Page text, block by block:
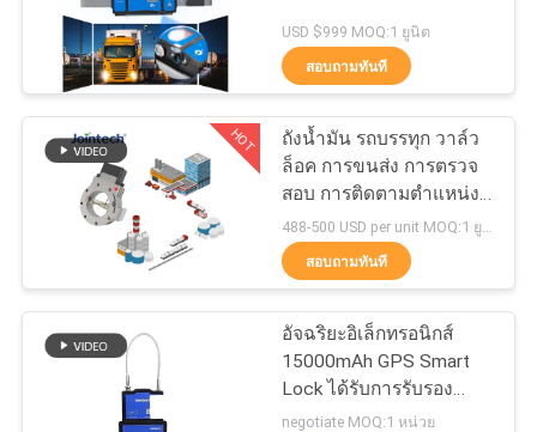
ติดต่อ
เรา
เสนอ
กุญแจสมาร์ทบลูทู ธ
การติดตามการซีลตู้
คอนเทนเนอร์
86
USD $999 MOQ:1 ยูนิต
สอบถามทันที
HOT
ถังน้ำมัน รถบรรทุก วาล์ว
ล็อค การขนส่ง การตรวจ
สอบ การติดตามตำแหน่ง
GPS
488-500 USD per unit MOQ:1 ยูนิต
สอบถามทันที
อัจฉริยะอิเล็กทรอนิกส์
15000mAh GPS Smart
Lock ได้รับการรับรอง
มาตรฐาน ISO9001
negotiate MOQ:1 หน่วย